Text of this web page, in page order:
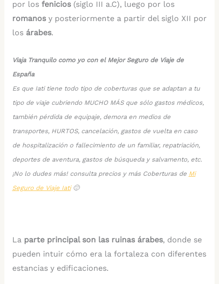
por los fenicios (siglo III a.C), luego por los
romanos y posteriormente a partir del siglo XII por
los árabes.
Viaja Tranquilo como yo con el Mejor Seguro de Viaje de
España
Es que Iati tiene todo tipo de coberturas que se adaptan a tu
tipo de viaje cubriendo MUCHO MÁS que sólo gastos médicos,
también pérdida de equipaje, demora en medios de
transportes, HURTOS, cancelación, gastos de vuelta en caso
de hospitalización o fallecimiento de un familiar, repatriación,
deportes de aventura, gastos de búsqueda y salvamento, etc.
¡No lo dudes más! consulta precios y más Coberturas de Mi
Seguro de Viaje Iati🙂
La parte principal son las ruinas árabes, donde se
pueden intuir cómo era la fortaleza con diferentes
estancias y edificaciones.